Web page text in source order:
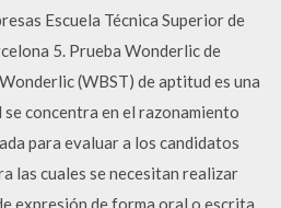
Escuela Técnica Superior de
5. Prueba Wonderlic de
(WBST) de aptitud es una
concentra en el razonamiento
para evaluar a los candidatos
las cuales se necesitan realizar
expresión de forma oral o escrita.